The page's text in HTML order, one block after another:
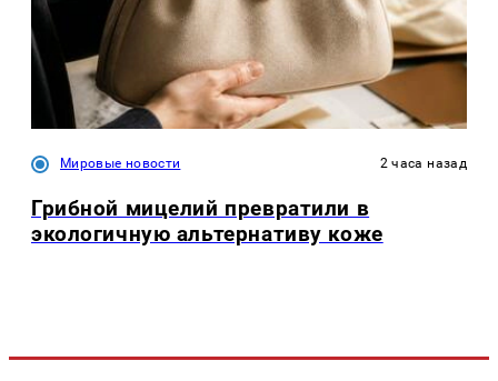
Мировые новости 2 часа назад
Грибной мицелий превратили в
экологичную альтернативу коже